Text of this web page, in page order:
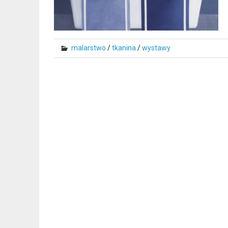
malarstwo /tkanina /wystawy